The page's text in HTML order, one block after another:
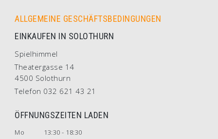
ALLGEMEINE GESCHÄFTSBEDINGUNGEN
EINKAUFEN IN SOLOTHURN
Spielhimmel
Theatergasse 14
4500 Solothurn
Telefon 032 621 43 21
ÖFFNUNGSZEITEN LADEN
Mo
13:30 - 18:30